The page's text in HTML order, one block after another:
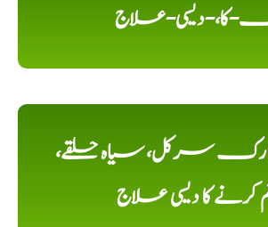
کا،-دیسی-علاج
سرکل، سیاہ حلقے،
کا دیسی علاج